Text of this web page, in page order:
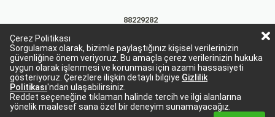
Çerez Politikası
Sorgulamax olarak, bizimle paylaştığınız kişisel verilerinizin
güvenliğine önem veriyoruz. Bu amaçla çerez verilerinizin hukuka
uygun olarak işlenmesi ve korunması için azami hassasiyeti
gösteriyoruz. Çerezlere ilişkin detaylı bilgiye Gizlilik
Politikası'ndan ulaşabilirsiniz.
Reddet seçeneğine tıklaman halinde tercih ve ilgi alanlarına
yönelik maalesef sana özel bir deneyim sunamayacağız.
88229282
15863
Sorgulamax Turizim, TURSAB Belge No: 15863